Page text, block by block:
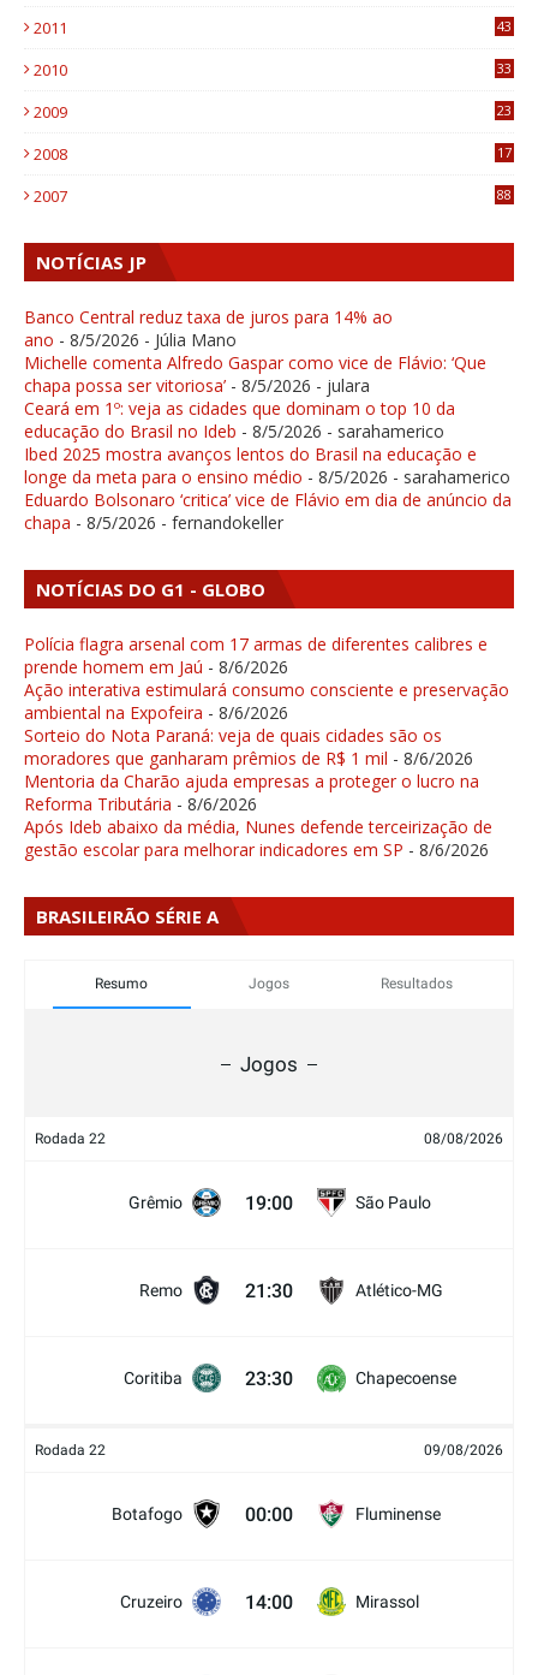
2011
43
2010
33
2009
23
2008
17
2007 88
NOTÍCIAS JP
Banco Central reduz taxa de juros para 14% ao
ano - 8/5/2026 - Júlia Mano
Michelle comenta Alfredo Gaspar como vice de Flávio: ‘Que
chapa possa ser vitoriosa’ - 8/5/2026 - julara
Ceará em 1º: veja as cidades que dominam o top 10 da
educação do Brasil no Ideb - 8/5/2026 - sarahamerico
Ibed 2025 mostra avanços lentos do Brasil na educação e
longe da meta para o ensino médio - 8/5/2026 - sarahamerico
Eduardo Bolsonaro ‘critica’ vice de Flávio em dia de anúncio da
chapa - 8/5/2026 - fernandokeller
NOTÍCIAS DO G1 - GLOBO
Polícia flagra arsenal com 17 armas de diferentes calibres e
prende homem em Jaú - 8/6/2026
Ação interativa estimulará consumo consciente e preservação
ambiental na Expofeira - 8/6/2026
Sorteio do Nota Paraná: veja de quais cidades são os
moradores que ganharam prêmios de R$ 1 mil - 8/6/2026
Mentoria da Charão ajuda empresas a proteger o lucro na
Reforma Tributária - 8/6/2026
Após Ideb abaixo da média, Nunes defende terceirização de
gestão escolar para melhorar indicadores em SP - 8/6/2026
BRASILEIRÃO SÉRIE A
Resumo Jogos Resultados
Jogos
Rodada 22 08/08/2026
Grêmio 19:00 São Paulo
Remo 21:30 Atlético-MG
Coritiba 23:30 Chapecoense
Rodada 22 09/08/2026
Botafogo 00:00 Fluminense
Cruzeiro 14:00 Mirassol